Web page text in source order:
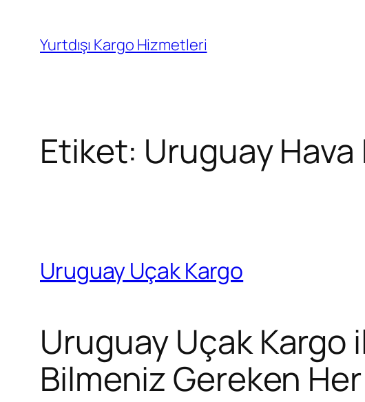
Yurtdışı Kargo Hizmetleri
Etiket: Uruguay Hava
Uruguay Uçak Kargo
Uruguay Uçak Kargo
Bilmeniz Gereken